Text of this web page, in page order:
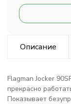
Описание
Flagman Jocker
прекрасно
Показывает